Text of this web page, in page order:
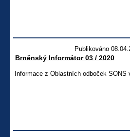
Publikováno
Brněnský Informátor 03 / 2020
Informace z Oblastních odboček SONS